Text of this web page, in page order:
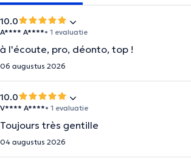
10.0
A**** A****• 1 evaluatie
à l'écoute, pro, déonto, top !
06 augustus 2026
10.0
V**** A****• 1 evaluatie
Toujours très gentille
04 augustus 2026